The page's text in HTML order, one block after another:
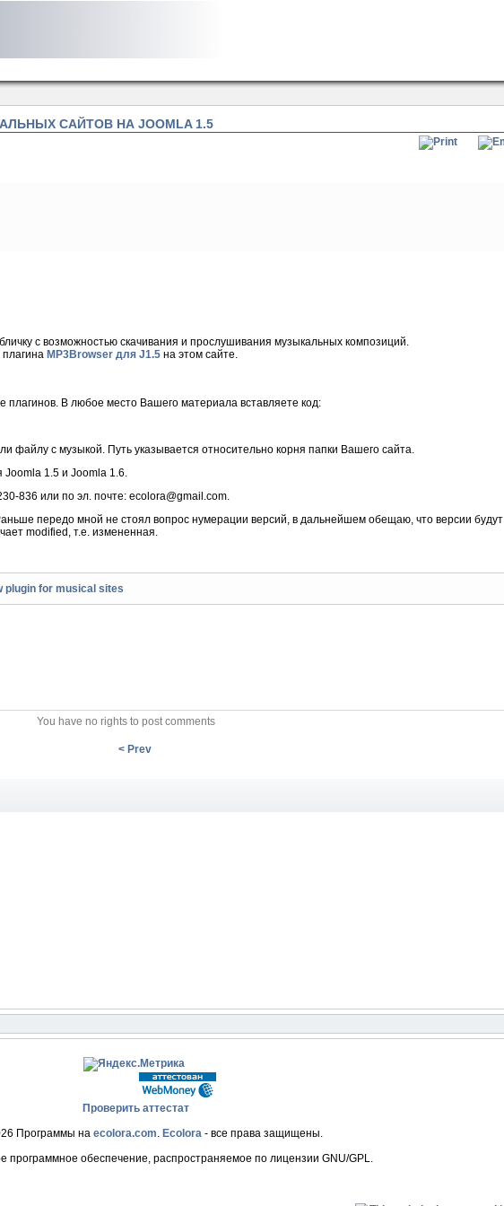
САЙТОВ НА JOOMLA 1.5
с возможностью скачивания и прослушивания музыкальных композиций.
MP3Browser для J1.5на этом сайте.
плагинов. В любое место Вашего материала вставляете код:
файлу с музыкой. Путь указывается относительно корня папки Вашего сайта.
Joomla 1.5 и Joomla 1.6.
836 или по эл. почте: ecolora@gmail.com.
передо мной не стоял вопрос нумерации версий, в дальнейшем обещаю, что версии будут
modified, т.е. измененная.
plugin for musical sites
You have no rights to post comments
< Prev
Проверить аттестат
Программы на ecolora.com. Ecolora- все права защищены.
программное обеспечение, распространяемое по лицензии GNU/GPL.